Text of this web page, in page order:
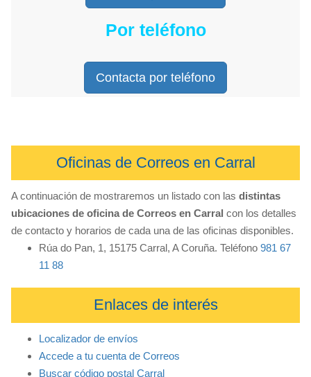
Por teléfono
Contacta por teléfono
Oficinas de Correos en Carral
A continuación de mostraremos un listado con las distintas
ubicaciones de oficina de Correos en Carral con los detalles
de contacto y horarios de cada una de las oficinas disponibles.
Rúa do Pan, 1, 15175 Carral, A Coruña. Teléfono 981 67
11 88
Enlaces de interés
Localizador de envíos
Accede a tu cuenta de Correos
Buscar código postal Carral